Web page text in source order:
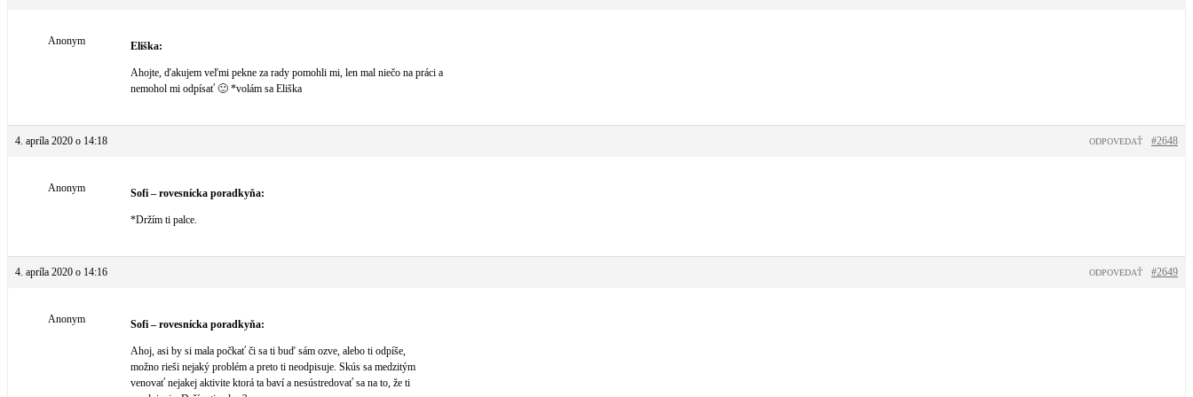
Anonym Eliška:
Ahojte, ďakujem veľmi pekne za rady pomohli mi, len mal niečo na práci a
nemohol mi odpísať 🙂 *volám sa Eliška
4. apríla 2020 o 14:18 #2648
ODPOVEDAŤ
Anonym Sofi – rovesnícka poradkyňa:
*Držím ti palce.
4. apríla 2020 o 14:16 #2649
ODPOVEDAŤ
Anonym Sofi – rovesnícka poradkyňa:
Ahoj, asi by si mala počkať či sa ti buď sám ozve, alebo ti odpíše,
možno rieši nejaký problém a preto ti neodpisuje. Skús sa medzitým
venovať nejakej aktivite ktorá ta baví a nesústredovať sa na to, že ti